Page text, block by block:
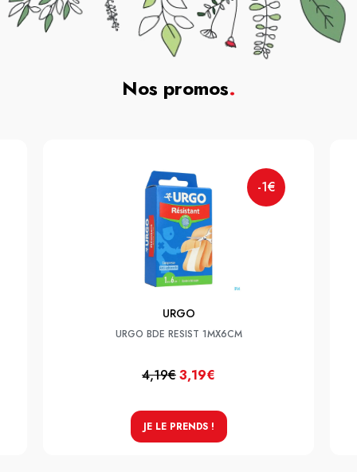
Nos promos.
-1€
URGO
URGO BDE RESIST 1MX6CM
4,19€3,19€
JE LE PRENDS !